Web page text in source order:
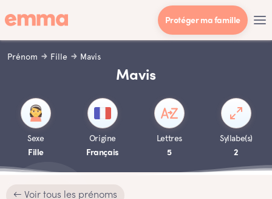
Protéger ma famille
Prénom Fille Mavis
Mavis
Sexe
Fille
Origine
Français
Lettres
5
Syllabe(s)
2
← Voir tous les prénoms